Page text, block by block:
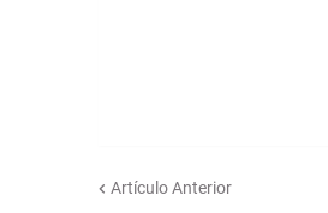
Artículo Anterior